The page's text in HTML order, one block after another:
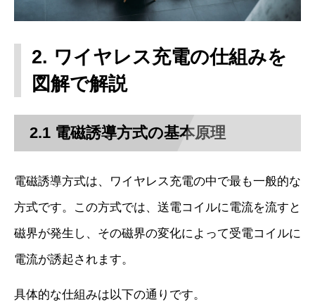
2. ワイヤレス充電の仕組みを
図解で解説
2.1 電磁誘導方式の基本原理
電磁誘導方式は、ワイヤレス充電の中で最も一般的な
方式です。この方式では、送電コイルに電流を流すと
磁界が発生し、その磁界の変化によって受電コイルに
電流が誘起されます。
具体的な仕組みは以下の通りです。